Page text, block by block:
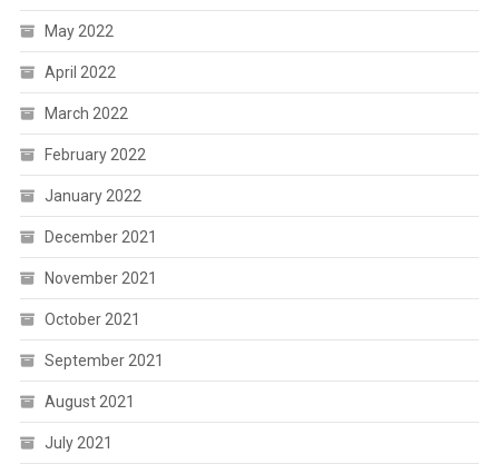
May 2022
April 2022
March 2022
February 2022
January 2022
December 2021
November 2021
October 2021
September 2021
August 2021
July 2021